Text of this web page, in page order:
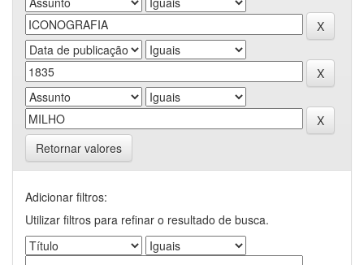
Retornar valores
Adicionar filtros:
Utilizar filtros para refinar o resultado de busca.